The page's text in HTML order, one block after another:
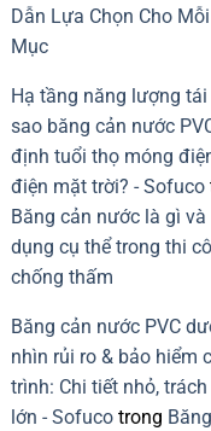
Dẫn Lựa Chọn Cho
Mục
Hạ tầng năng lượng tái
sao băng cản nước
định tuổi thọ móng
điện mặt trời? - Sofuco
Băng cản nước là gì và
dụng cụ thể trong thi
chống thấm
Băng cản nước PVC
nhìn rủi ro & bảo hiểm
trình: Chi tiết nhỏ,
lớn - Sofucotrong